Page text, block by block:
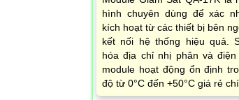
hình chuyên dùng để xác
kích hoạt từ các thiết bị bên
kết nối hệ thống hiệu quả.
hóa địa chỉ nhị phân và
module hoạt động ổn định
độ từ 0°C đến +50°C giá rẻ